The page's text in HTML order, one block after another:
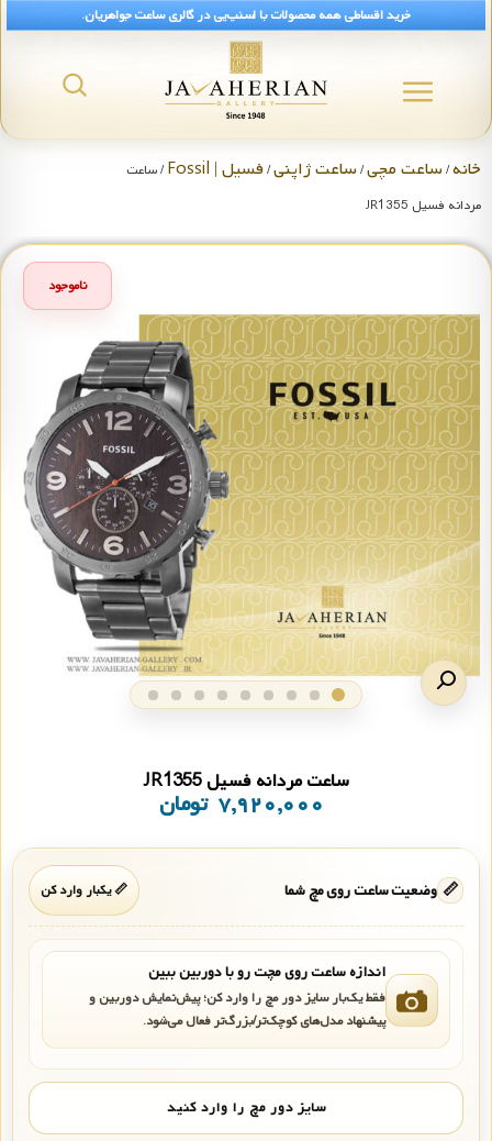
خرید اقساطی همه محصولات با اسنپ‌پی در گالری ساعت جواهریان.
خانه/ساعت مچی/ساعت ژاپنی/فسیل | Fossil
/ ساعت
مردانه فسیل JR1355
ناموجود
ساعت مردانه فسیل JR1355
۷,۹۲۰,۰۰۰ تومان
📏 وضعیت ساعت روی مچ شما 📏 یکبار وارد کن
اندازه ساعت روی مچت رو با دوربین ببین
فقط یک‌بار سایز دور مچ را وارد کن؛ پیش‌نمایش دوربین و
پیشنهاد مدل‌های کوچک‌تر/بزرگ‌تر فعال می‌شود.
سایز دور مچ را وارد کنید